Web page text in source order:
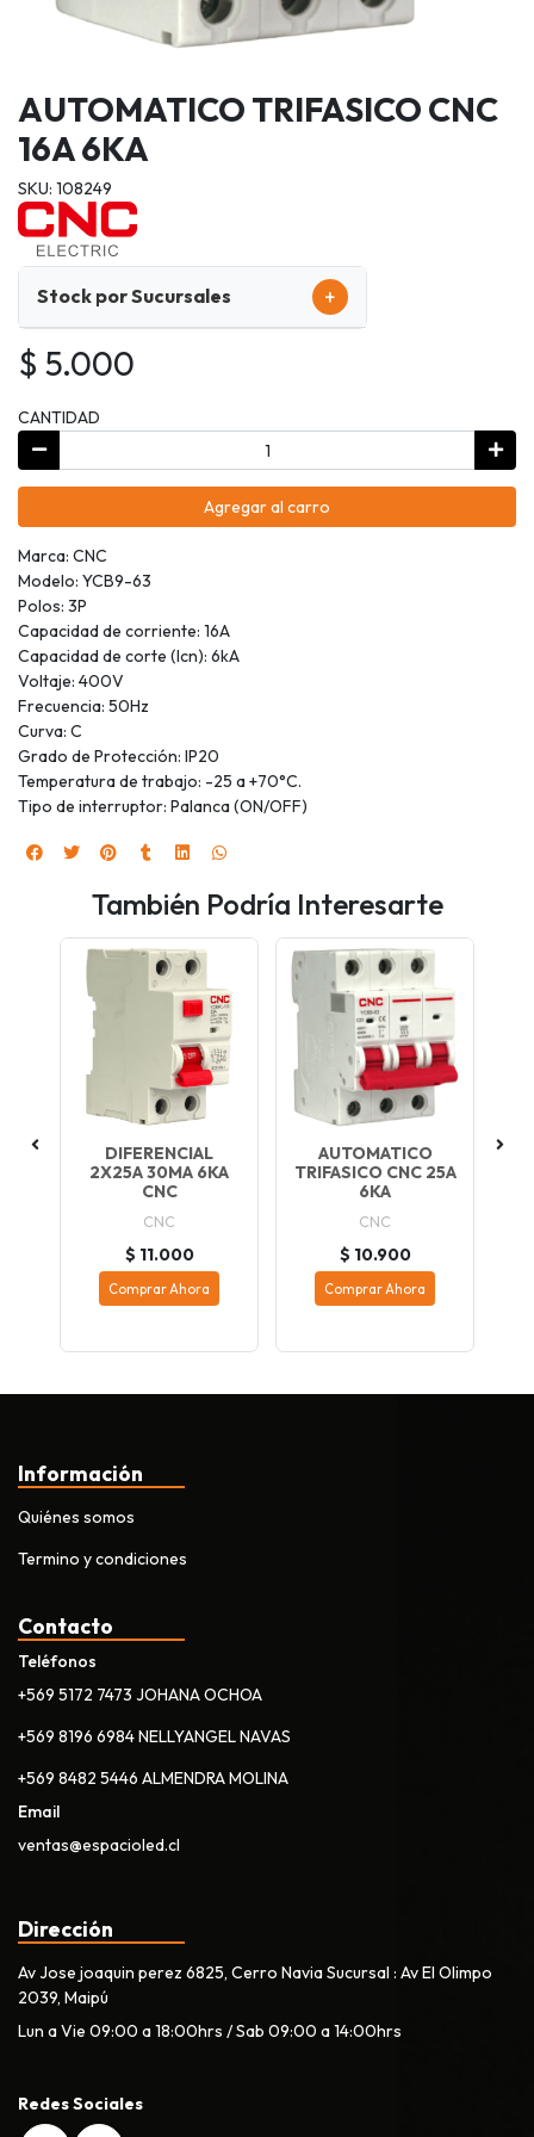
AUTOMATICO TRIFASICO CNC
16A 6KA
SKU: 108249
Stock por Sucursales +
$ 5.000
CANTIDAD
Agregar al carro
Marca: CNC
Modelo: YCB9-63
Polos: 3P
Capacidad de corriente: 16A
Capacidad de corte (Icn): 6kA
Voltaje: 400V
Frecuencia: 50Hz
Curva: C
Grado de Protección: IP20
Temperatura de trabajo: -25 a +70°C.
Tipo de interruptor: Palanca (ON/OFF)
También Podría Interesarte
DIFERENCIAL
2X25A 30MA 6KA
CNC
CNC
$ 11.000
Comprar Ahora
AUTOMATICO
TRIFASICO CNC 25A
6KA
CNC
$ 10.900
Comprar Ahora
Información
Quiénes somos
Termino y condiciones
Contacto
Teléfonos
+569 5172 7473 JOHANA OCHOA
+569 8196 6984 NELLYANGEL NAVAS
+569 8482 5446 ALMENDRA MOLINA
Email
ventas@espacioled.cl
Dirección
Av Jose joaquin perez 6825, Cerro Navia Sucursal : Av El Olimpo
2039, Maipú
Lun a Vie 09:00 a 18:00hrs / Sab 09:00 a 14:00hrs
Redes Sociales